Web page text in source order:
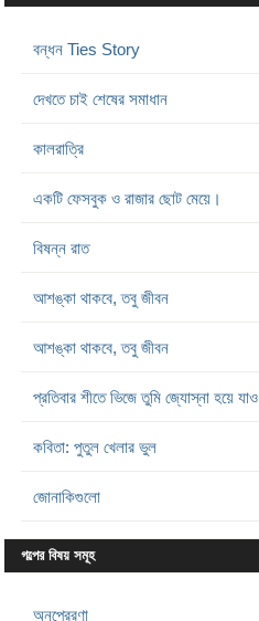
বন্ধন Ties Story
দেখতে চাই শেষের সমাধান
কালরাত্রি
একটি ফেসবুক ও রাজার ছোট মেয়ে।
বিষন্ন রাত
আশঙ্কা থাকবে, তবু জীবন
আশঙ্কা থাকবে, তবু জীবন
প্রতিবার শীতে ভিজে তুমি জ্যোস্না হয়ে যাও
কবিতা: পুতুল খেলার ভুল
জোনাকিগুলো
গল্পের বিষয় সমূহ
অনুপ্রেরণা